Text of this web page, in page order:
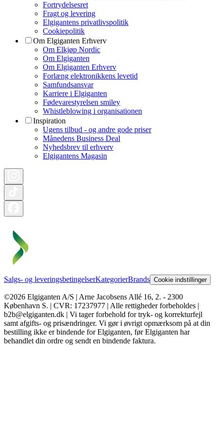
Fortrydelsesret
Fragt og levering
Elgigantens privatlivspolitik
Cookiepolitik
Om Elgiganten Erhverv
Om Elkjøp Nordic
Om Elgiganten
Om Elgiganten Erhverv
Forlæng elektronikkens levetid
Samfundsansvar
Karriere i Elgiganten
Fødevarestyrelsen smiley
Whistleblowing i organisationen
Inspiration
Ugens tilbud - og andre gode priser
Månedens Business Deal
Nyhedsbrev til erhverv
Elgigantens Magasin
Salgs- og leveringsbetingelserKategorierBrands Cookie indstillinger
©2026 Elgiganten A/S | Arne Jacobsens Allé 16, 2. - 2300
København S. | CVR: 17237977 | Alle rettigheder forbeholdes |
b2b@elgiganten.dk | Vi tager forbehold for tryk- og korrekturfejl
samt afgifts- og prisændringer. Vi gør i øvrigt opmærksom på at din
bestilling ikke er bindende for Elgiganten, før Elgiganten har
behandlet din ordre og sendt en bindende faktura.